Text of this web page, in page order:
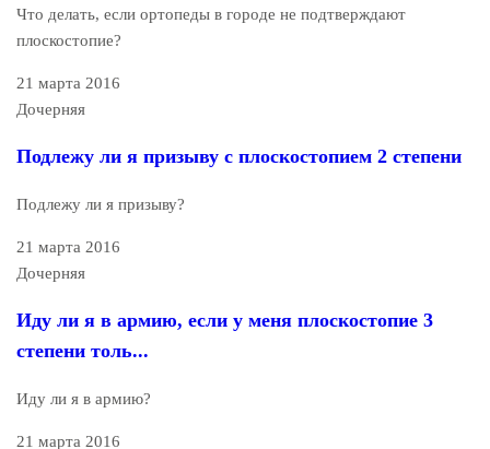
Что делать, если ортопеды в городе не подтверждают
плоскостопие?
21 марта 2016
Дочерняя
Подлежу ли я призыву с плоскостопием 2 степени
Подлежу ли я призыву?
21 марта 2016
Дочерняя
Иду ли я в армию, если у меня плоскостопие 3
степени толь...
Иду ли я в армию?
21 марта 2016